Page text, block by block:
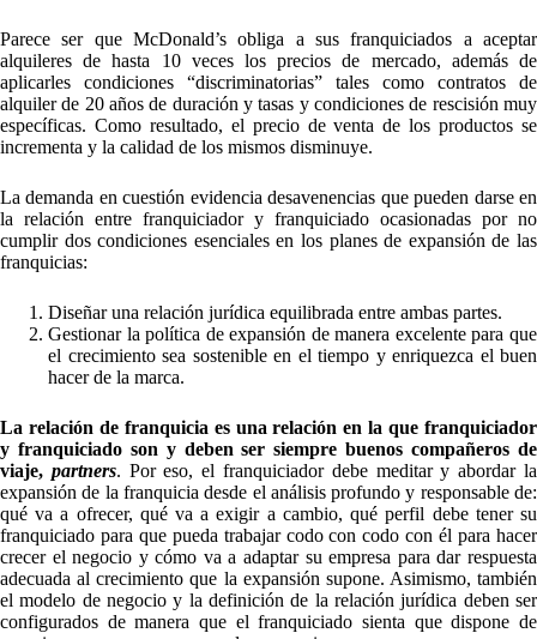
Parece ser que McDonald’s obliga a sus franquiciados a aceptar
alquileres de hasta 10 veces los precios de mercado, además de
aplicarles condiciones “discriminatorias” tales como contratos de
alquiler de 20 años de duración y tasas y condiciones de rescisión muy
específicas. Como resultado, el precio de venta de los productos se
incrementa y la calidad de los mismos disminuye.
La demanda en cuestión evidencia desavenencias que pueden darse en
la relación entre franquiciador y franquiciado ocasionadas por no
cumplir dos condiciones esenciales en los planes de expansión de las
franquicias:
Diseñar una relación jurídica equilibrada entre ambas partes.
Gestionar la política de expansión de manera excelente para que
el crecimiento sea sostenible en el tiempo y enriquezca el buen
hacer de la marca.
La relación de franquicia es una relación en la que franquiciador
y franquiciado son y deben ser siempre buenos compañeros de
viaje, partners. Por eso, el franquiciador debe meditar y abordar la
expansión de la franquicia desde el análisis profundo y responsable de:
qué va a ofrecer, qué va a exigir a cambio, qué perfil debe tener su
franquiciado para que pueda trabajar codo con codo con él para hacer
crecer el negocio y cómo va a adaptar su empresa para dar respuesta
adecuada al crecimiento que la expansión supone. Asimismo, también
el modelo de negocio y la definición de la relación jurídica deben ser
configurados de manera que el franquiciado sienta que dispone de